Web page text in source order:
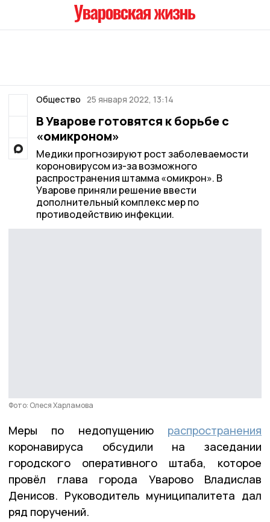
Общество 25 января 2022, 13:14
В Уварове готовятся к борьбе с
«омикроном»
Медики прогнозируют рост заболеваемости
короновирусом из-за возможного
распространения штамма «омикрон». В
Уварове приняли решение ввести
дополнительный комплекс мер по
противодействию инфекции.
Фото: Олеся Харламова
Меры по недопущению распространения
коронавируса обсудили на заседании
городского оперативного штаба, которое
провёл глава города Уварово Владислав
Денисов. Руководитель муниципалитета дал
ряд поручений.